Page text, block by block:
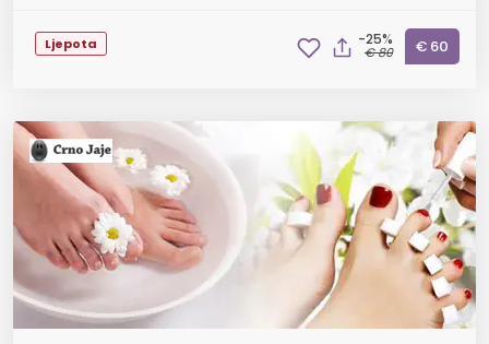
Ljepota -25%
€ 80 € 60